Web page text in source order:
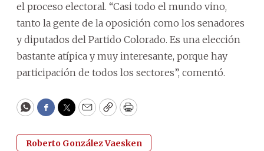
el proceso electoral. “Casi todo el mundo vino,
tanto la gente de la oposición como los senadores
y diputados del Partido Colorado. Es una elección
bastante atípica y muy interesante, porque hay
participación de todos los sectores”, comentó.
WhatsApp
Facebook
Twitter
EmailCopyPrint
Roberto González Vaesken